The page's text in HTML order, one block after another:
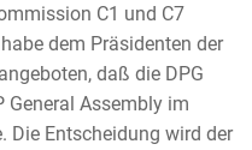
C1 und C7
dem Präsidenten der
daß die DPG
General Assembly im
Die Entscheidung wird der